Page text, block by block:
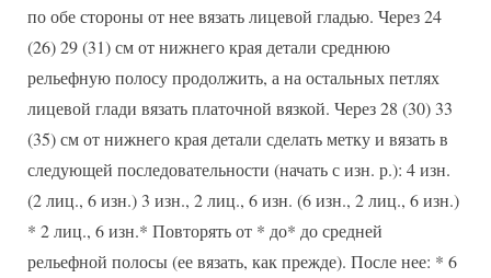
по обе стороны от нее вязать лицевой гладью. Через 24
(26) 29 (31) см от нижнего края детали среднюю
рельефную полосу продолжить, а на остальных петлях
лицевой глади вязать платочной вязкой. Через 28 (30) 33
(35) см от нижнего края детали сделать метку и вязать в
следующей последовательности (начать с изн. р.): 4 изн.
(2 лиц., 6 изн.) 3 изн., 2 лиц., 6 изн. (6 изн., 2 лиц., 6 изн.)
* 2 лиц., 6 изн.* Повторять от * до* до средней
рельефной полосы (ее вязать, как прежде). После нее: * 6